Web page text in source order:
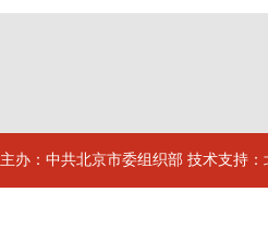
主办：中共北京市委组织部 技术支持